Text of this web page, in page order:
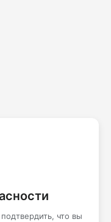
что вы